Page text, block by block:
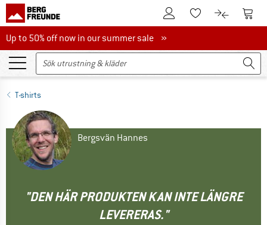
Till kundkontotTill minneslistan.
Till Till
Up to 50% off now in our summer sale
Up to 50% off now in our summer sale »
T-shirts
Bergsvän Hannes
"DEN HÄR PRODUKTEN KAN INTE LÄNGRE
LEVERERAS."